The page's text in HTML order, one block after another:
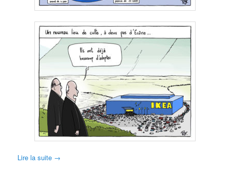
Lire la suite →